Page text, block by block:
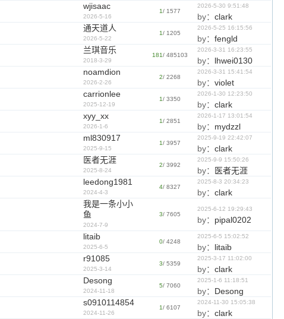
wjisaac
2026-5-16
1/ 1577
2026-5-30 9:51:48
by：clark
通天道人
2026-5-22
1/ 1205
2026-5-25 16:15:56
by：fengld
兰琪音乐
2018-3-29
181/ 485103
2026-3-31 16:23:55
by： lhwei0130
noamdion
2026-2-26
2/ 2268
2026-3-31 15:41:54
by：violet
carrionlee
2025-12-19
1/ 3350
2026-1-30 12:23:50
by：clark
xyy_xx
2026-1-6
1/ 2851
2026-1-17 13:01:54
by： mydzzl
ml830917
2025-9-15
1/ 3957
2025-9-19 22:42:07
by：clark
医者无涯
2025-8-24
2/ 3992
2025-9-9 15:50:26
by： 医者无涯
leedong1981
2024-4-3
4/ 8327
2025-8-3 20:34:23
by：clark
我是一条小小
鱼
2024-7-9
3/ 7605
2025-6-12 19:29:43
by： pipal0202
litaib
2025-6-5
0/ 4248
2025-6-5 15:02:52
by： litaib
r91085
2025-3-14
3/ 5359
2025-3-17 11:02:00
by：clark
Desong
2024-11-18
5/ 7060
2025-1-6 11:18:51
by： Desong
s0910114854
2024-11-26
1/ 6107
2024-11-30 15:05:38
by：clark